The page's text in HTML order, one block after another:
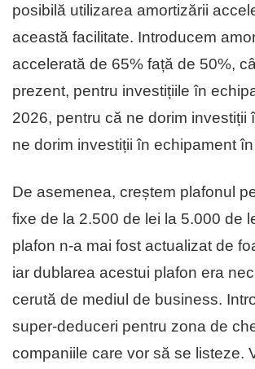
posibilă utilizarea amortizării
această facilitate. Introducem
accelerată de 65% față de 50%,
prezent, pentru investițiile în
2026, pentru că ne dorim investiții
ne dorim investiții în echipament
De asemenea, creștem plafonul
fixe de la 2.500 de lei la 5.000 de
plafon n-a mai fost actualizat de
iar dublarea acestui plafon era
cerută de mediul de business.
super-deduceri pentru zona de
companiile care vor să se listeze.